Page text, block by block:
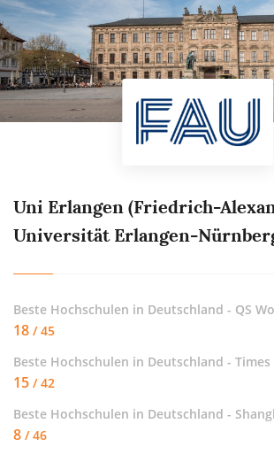
Uni Erlangen (Friedrich-
Universität Erlangen-
Beste Hochschulen in Deutschland - QS
18 / 45
Beste Hochschulen in Deutschland - Times
15 / 42
Beste Hochschulen in Deutschland -
8 / 46